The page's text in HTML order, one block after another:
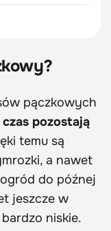
pączkowych
pozostają
temu są
a nawet
do późnej
jeszcze w
niskie.